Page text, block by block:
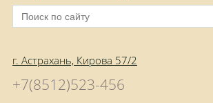
г. Астрахань, Кирова 57/2
+7(8512)523-456